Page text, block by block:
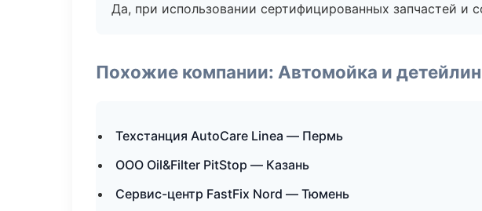
Да, при использовании сертифицированных запчастей и
Похожие компании: Автомойка и
Техстанция AutoCare Linea — Пермь
ООО Oil&Filter PitStop — Казань
Сервис-центр FastFix Nord — Тюмень